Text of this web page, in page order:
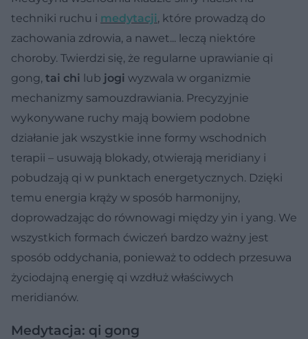
techniki ruchu i medytacji, które prowadzą do
zachowania zdrowia, a nawet... leczą niektóre
choroby. Twierdzi się, że regularne uprawianie qi
gong, tai chi lub jogi wyzwala w organizmie
mechanizmy samouzdrawiania. Precyzyjnie
wykonywane ruchy mają bowiem podobne
działanie jak wszystkie inne formy wschodnich
terapii – usuwają blokady, otwierają meridiany i
pobudzają qi w punktach energetycznych. Dzięki
temu energia krąży w sposób harmonijny,
doprowadzając do równowagi między yin i yang. We
wszystkich formach ćwiczeń bardzo ważny jest
sposób oddychania, ponieważ to oddech przesuwa
życiodajną energię qi wzdłuż właściwych
meridianów.
Medytacja: qi gong